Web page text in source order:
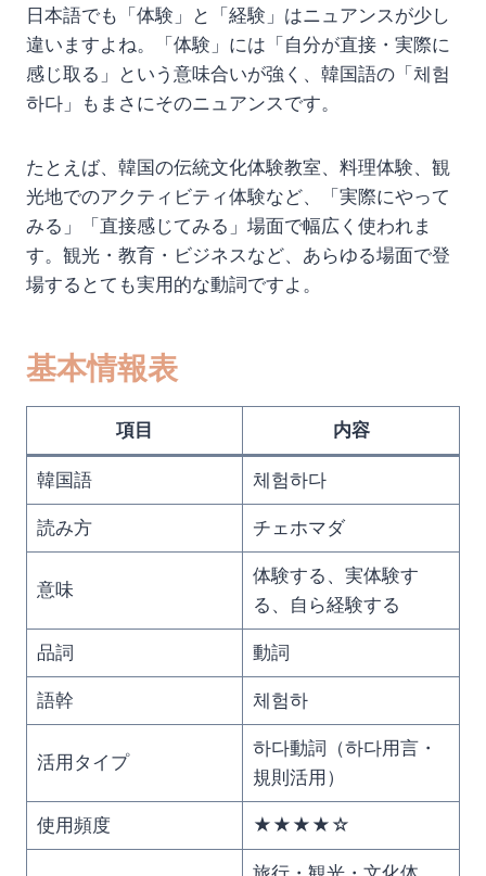
日本語でも「体験」と「経験」はニュアンスが少し
違いますよね。「体験」には「自分が直接・実際に
感じ取る」という意味合いが強く、韓国語の「체험
하다」もまさにそのニュアンスです。
たとえば、韓国の伝統文化体験教室、料理体験、観
光地でのアクティビティ体験など、「実際にやって
みる」「直接感じてみる」場面で幅広く使われま
す。観光・教育・ビジネスなど、あらゆる場面で登
場するとても実用的な動詞ですよ。
基本情報表
項目 内容
韓国語 체험하다
読み方 チェホマダ
意味
体験する、実体験す
る、自ら経験する
品詞 動詞
語幹 체험하
活用タイプ
하다動詞（하다用言・
規則活用）
使用頻度 ★★★★☆